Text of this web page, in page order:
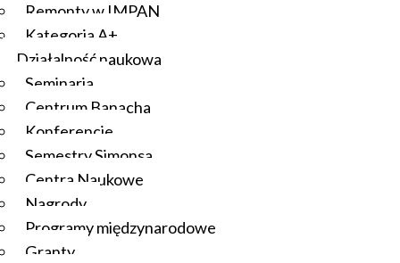
Remonty w IMPAN
Kategoria A+
Działalność naukowa
Seminaria
Centrum Banacha
Konferencje
Semestry Simonsa
Centra Naukowe
Nagrody
Programy międzynarodowe
Granty